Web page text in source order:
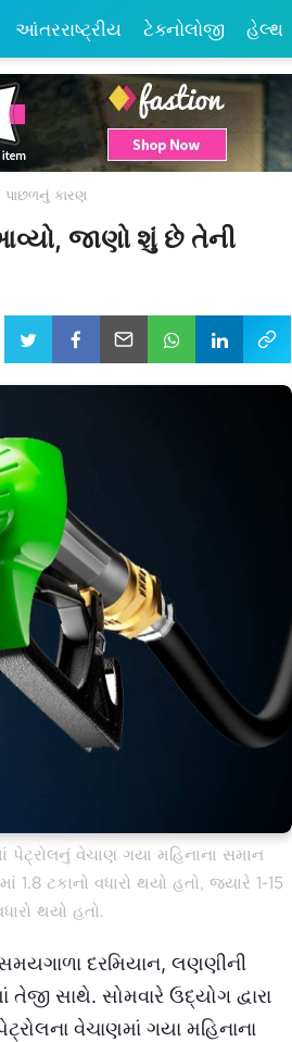
આંતરરાષ્ટ્રીય ટેક્નોલોજી હેલ્થ
પાછળનું કારણ
જાણો શું છે તેની
પેટ્રોલનું વેચાણ ગયા મહિનાના સમાન
ટકાનો વધારો થયો હતો, જ્યારે 1-15
થયો હતો.
દરમિયાન, લણણીની
સાથે. સોમવારે ઉદ્યોગ દ્વારા
વેચાણમાં ગયા મહિનાના